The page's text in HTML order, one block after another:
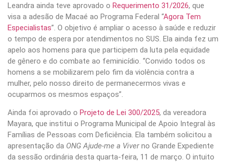
Leandra ainda teve aprovado o Requerimento 31/2026, que
visa a adesão de Macaé ao Programa Federal “Agora Tem
Especialistas”. O objetivo é ampliar o acesso à saúde e reduzir
o tempo de espera por atendimentos no SUS. Ela ainda fez um
apelo aos homens para que participem da luta pela equidade
de gênero e do combate ao feminicídio. “Convido todos os
homens a se mobilizarem pelo fim da violência contra a
mulher, pelo nosso direito de permanecermos vivas e
ocuparmos os mesmos espaços”.
Ainda foi aprovado o Projeto de Lei 300/2025, da vereadora
Mayara, que institui o Programa Municipal de Apoio Integral às
Famílias de Pessoas com Deficiência. Ela também solicitou a
apresentação da ONG Ajude-me a Viverno Grande Expediente
da sessão ordinária desta quarta-feira, 11 de março. O intuito